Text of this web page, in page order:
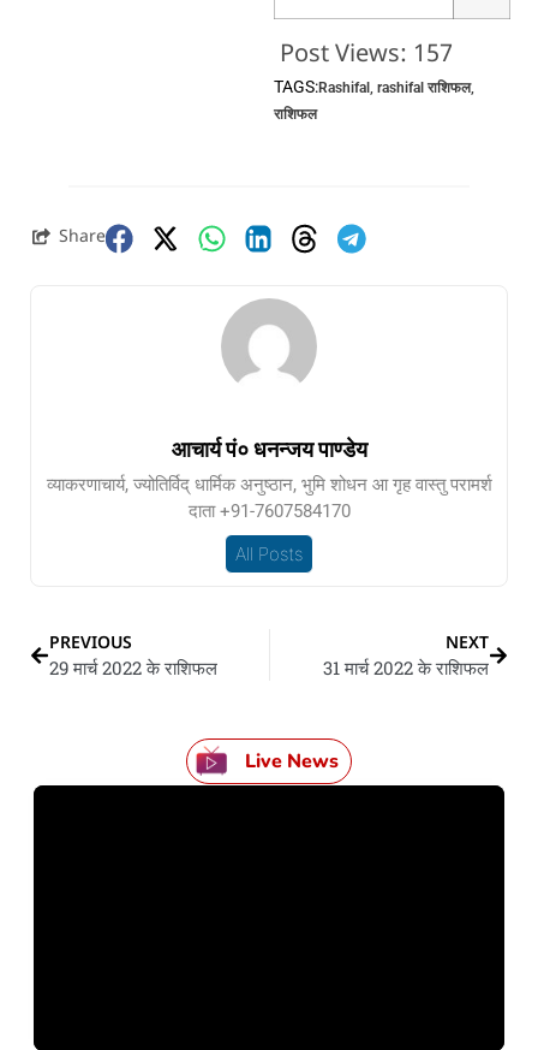
Post Views: 157
TAGS:Rashifal , rashifal राशिफल,
राशिफल
Share
आचार्य पं० धनन्जय पाण्डेय
व्याकरणाचार्य, ज्योतिर्विद् धार्मिक अनुष्ठान, भुमि शोधन आ गृह वास्तु परामर्श
दाता +91-7607584170
All Posts
PREVIOUS
29 मार्च 2022 के राशिफल
NEXT
31 मार्च 2022 के राशिफल
Live News